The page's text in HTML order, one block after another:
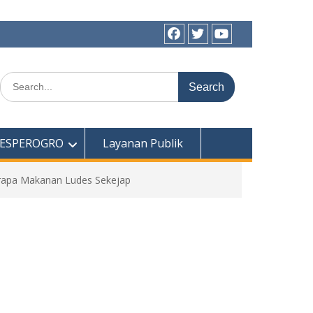
Facebook
twitteryoutube
Search
for:
Layanan Publik
Makanan Ludes Sekejap